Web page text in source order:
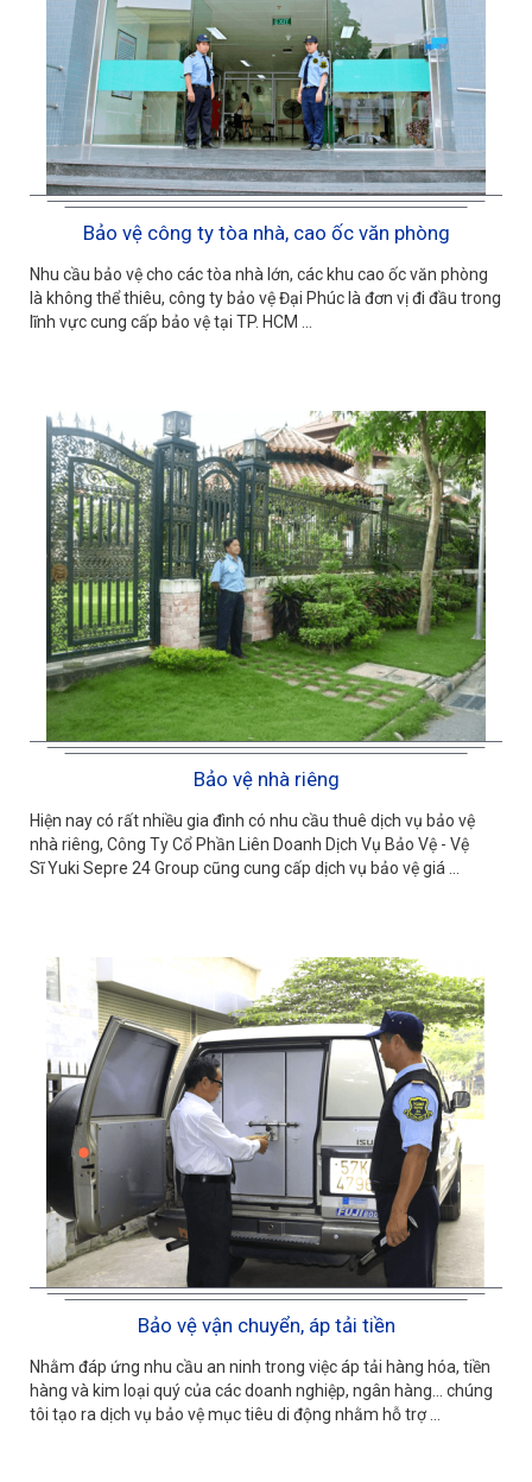
Bảo vệ công ty tòa nhà, cao ốc văn phòng
Nhu cầu bảo vệ cho các tòa nhà lớn, các khu cao ốc văn phòng
là không thể thiêu, công ty bảo vệ Đại Phúc là đơn vị đi đầu trong
lĩnh vực cung cấp bảo vệ tại TP. HCM ...
Bảo vệ nhà riêng
Hiện nay có rất nhiều gia đình có nhu cầu thuê dịch vụ bảo vệ
nhà riêng, Công Ty Cổ Phần Liên Doanh Dịch Vụ Bảo Vệ - Vệ
Sĩ Yuki Sepre 24 Group cũng cung cấp dịch vụ bảo vệ giá ...
Bảo vệ vận chuyển, áp tải tiền
Nhằm đáp ứng nhu cầu an ninh trong việc áp tải hàng hóa, tiền
hàng và kim loại quý của các doanh nghiệp, ngân hàng… chúng
tôi tạo ra dịch vụ bảo vệ mục tiêu di động nhằm hỗ trợ ...